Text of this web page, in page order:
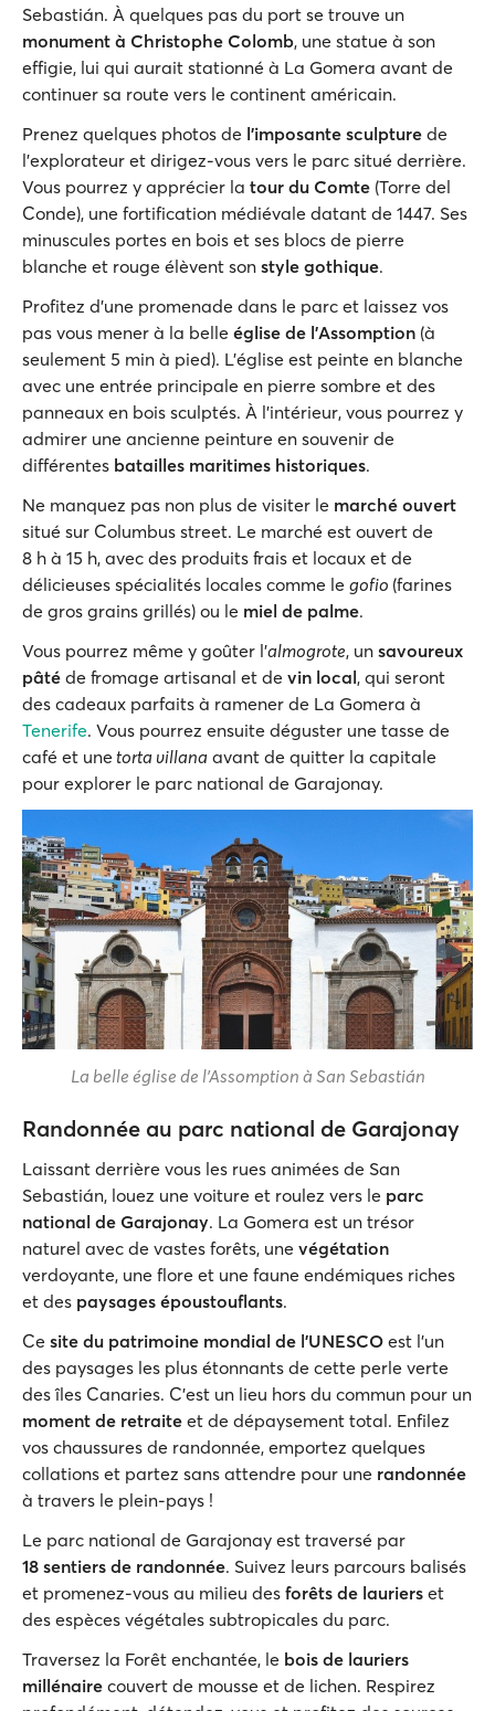
Sebastián. À quelques pas du port se trouve un
monument à Christophe Colomb, une statue à son
effigie, lui qui aurait stationné à La Gomera avant de
continuer sa route vers le continent américain.
Prenez quelques photos de l’imposante sculpture de
l’explorateur et dirigez-vous vers le parc situé derrière.
Vous pourrez y apprécier la tour du Comte (Torre del
Conde), une fortification médiévale datant de 1447. Ses
minuscules portes en bois et ses blocs de pierre
blanche et rouge élèvent son style gothique.
Profitez d'une promenade dans le parc et laissez vos
pas vous mener à la belle église de l'Assomption (à
seulement 5 min à pied). L’église est peinte en blanche
avec une entrée principale en pierre sombre et des
panneaux en bois sculptés. À l'intérieur, vous pourrez y
admirer une ancienne peinture en souvenir de
différentes batailles maritimes historiques.
Ne manquez pas non plus de visiter le marché ouvert
situé sur Columbus street. Le marché est ouvert de
8 h à 15 h, avec des produits frais et locaux et de
délicieuses spécialités locales comme le gofio (farines
de gros grains grillés) ou le miel de palme.
Vous pourrez même y goûter l’almogrote, un savoureux
pâté de fromage artisanal et de vin local, qui seront
des cadeaux parfaits à ramener de La Gomera à
Tenerife. Vous pourrez ensuite déguster une tasse de
café et unetorta villana avant de quitter la capitale
pour explorer le parc national de Garajonay.
La belle église de l'Assomption à San Sebastián
Randonnée au parc national de Garajonay
Laissant derrière vous les rues animées de San
Sebastián, louez une voiture et roulez vers le parc
national de Garajonay. La Gomera est un trésor
naturel avec de vastes forêts, une végétation
verdoyante, une flore et une faune endémiques riches
et des paysages époustouflants.
Ce site du patrimoine mondial de l'UNESCO est l'un
des paysages les plus étonnants de cette perle verte
des îles Canaries. C’est un lieu hors du commun pour un
moment de retraite et de dépaysement total. Enfilez
vos chaussures de randonnée, emportez quelques
collations et partez sans attendre pour une randonnée
à travers le plein-pays !
Le parc national de Garajonay est traversé par
18 sentiers de randonnée. Suivez leurs parcours balisés
et promenez-vous au milieu des forêts de lauriers et
des espèces végétales subtropicales du parc.
Traversez la Forêt enchantée, le bois de lauriers
millénaire couvert de mousse et de lichen. Respirez